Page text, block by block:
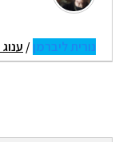
נורית ליברמן/